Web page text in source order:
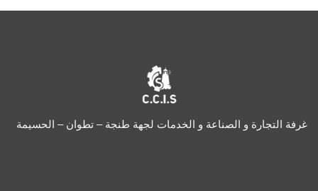
غرفة التجارة و الصناعة و الخدمات لجهة طنجة – تطوان – الحسيمة